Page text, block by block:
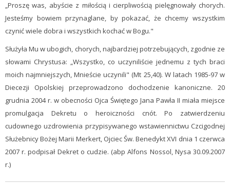
„Proszę was, abyście z miłością i cierpliwością pielęgnowały chorych.
Jesteśmy bowiem przynaglane, by pokazać, że chcemy wszystkim
czynić wiele dobra i wszystkich kochać w Bogu."
Służyła Mu w ubogich, chorych, najbardziej potrzebujących, zgodnie ze
słowami Chrystusa: „Wszystko, co uczyniliście jednemu z tych braci
moich najmniejszych, Mnieście uczynili" (Mt 25,40). W latach 1985-97 w
Diecezji Opolskiej przeprowadzono dochodzenie kanoniczne. 20
grudnia 2004 r. w obecności Ojca Świętego Jana Pawła II miała miejsce
promulgacja Dekretu o heroiczności cnót. Po zatwierdzeniu
cudownego uzdrowienia przypisywanego wstawiennictwu Czcigodnej
Służebnicy Bożej Marii Merkert, Ojciec Św. Benedykt XVI dnia 1 czerwca
2007 r. podpisał Dekret o cudzie. (abp Alfons Nossol, Nysa 30.09.2007
r.)